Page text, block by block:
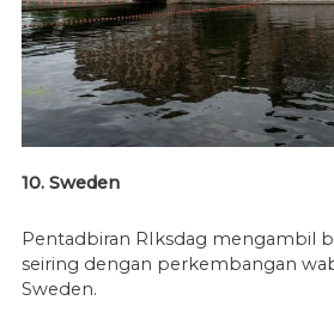
10. Sweden
Pentadbiran RIksdag mengambil
seiring dengan perkembangan
Sweden.